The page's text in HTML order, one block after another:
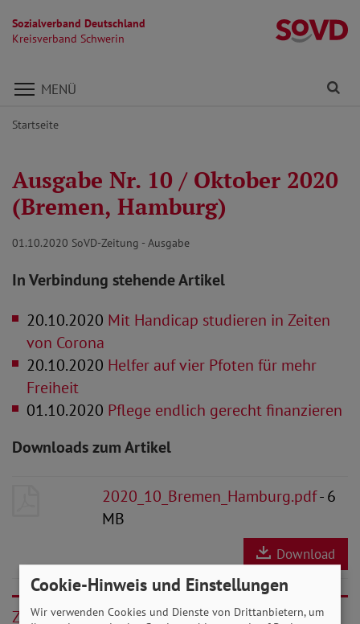
Sozialverband Deutschland
Kreisverband Schwerin
Direkt zu den Inhalten springen
MENÜ
Startseite
Ausgabe Nr. 10 / Oktober 2020
(Bremen, Hamburg)
01.10.2020 SoVD-Zeitung - Ausgabe
In Verbindung stehende Artikel
20.10.2020 Mit Handicap studieren in Zeiten
von Corona
20.10.2020 Helfer auf vier Pfoten für mehr
Freiheit
01.10.2020 Pflege endlich gerecht finanzieren
Downloads zum Artikel
2020_10_Bremen_Hamburg.pdf- 6
MB
Download
Zurück
Cookie-Hinweis und Einstellungen
Wir verwenden Cookies und Dienste von Drittanbietern, um